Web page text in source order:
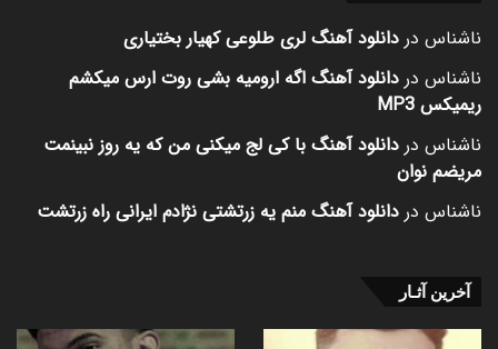
ناشناس در دانلود آهنگ لری طلوعی کهیار بختیاری
ناشناس در دانلود آهنگ اگه ارومیه بشی روت ارس میکشم
ریمیکس MP3
ناشناس در دانلود آهنگ با کی لج میکنی من که یه روز نبینمت
مریضم نوان
ناشناس در دانلود آهنگ منم یه زرتشتی نژادم ایرانی راه زرتشت
آخرین آثـار